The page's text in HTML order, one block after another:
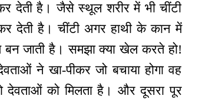
कर देती है। जैसे स्थूल शरीर में भी चींटी
कर देती है। चींटी अगर हाथी के कान में
बन जाती है। समझा क्या खेल करते हो!
ने खा-पीकर जो बचाया होगा वह
देवताओं को मिलता है। और दूसरा पूर